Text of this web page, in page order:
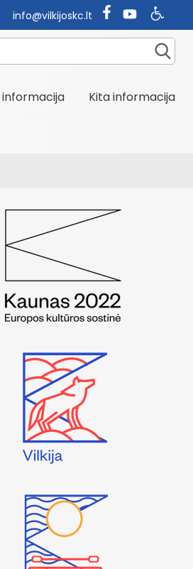
info@vilkijoskc.lt
Kita informacija